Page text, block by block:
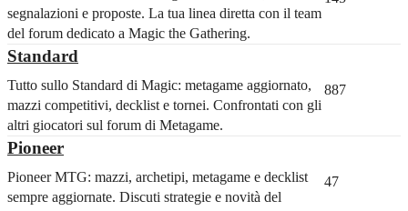
segnalazioni e proposte. La tua linea diretta con il team
del forum dedicato a Magic the Gathering.
Standard
Tutto sullo Standard di Magic: metagame aggiornato,
mazzi competitivi, decklist e tornei. Confrontati con gli
altri giocatori sul forum di Metagame.
887
Pioneer
Pioneer MTG: mazzi, archetipi, metagame e decklist
sempre aggiornate. Discuti strategie e novità del
47